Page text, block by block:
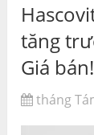
tăng
Giá bán!
tháng